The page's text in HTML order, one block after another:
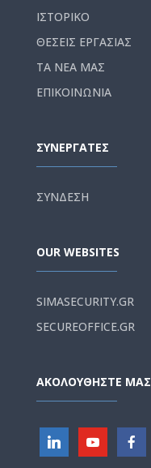
ΙΣΤΟΡΙΚΟ
ΘΕΣΕΙΣ ΕΡΓΑΣΙΑΣ
ΤΑ ΝΕΑ ΜΑΣ
ΕΠΙΚΟΙΝΩΝΙΑ
ΣΥΝΕΡΓΑΤΕΣ
ΣΥΝΔΕΣΗ
OUR WEBSITES
SIMASECURITY.GR
SECUREOFFICE.GR
ΑΚΟΛΟΥΘΗΣΤΕ ΜΑΣ